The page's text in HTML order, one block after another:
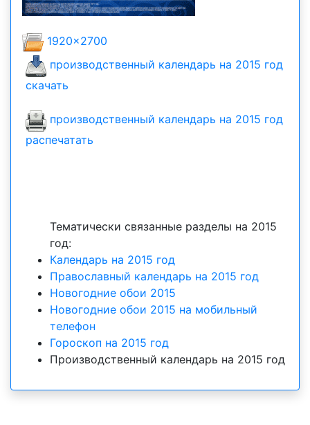
1920x2700
производственный календарь на 2015 год
скачать
производственный календарь на 2015 год
распечатать
Тематически связанные разделы на 2015
год:
Календарь на 2015 год
Православный календарь на 2015 год
Новогодние обои 2015
Новогодние обои 2015 на мобильный
телефон
Гороскоп на 2015 год
Производственный календарь на 2015 год